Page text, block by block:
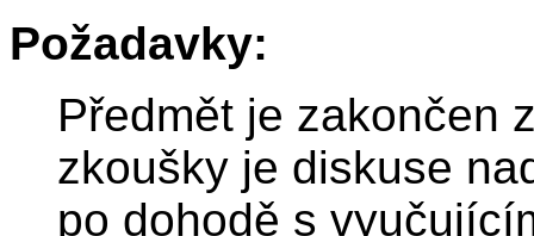
Požadavky:
Předmět je zakončen
zkoušky je diskuse
po dohodě s